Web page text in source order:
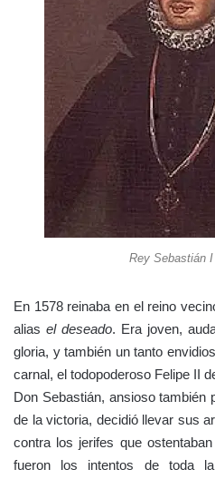
Rey Sebastián
En 1578 reinaba en el reino
alias el deseado. Era joven,
gloria, y también un tanto
carnal, el todopoderoso Felipe II
Don Sebastián, ansioso también
de la victoria, decidió llevar sus
contra los jerifes que
fueron los intentos de toda